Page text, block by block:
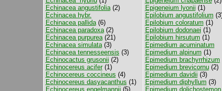
Echinacea angustifolia(2)
Echinacea hybr.
Echinacea pallida(6)
Echinacea paradoxa(2)
Echinacea purpurea(21)
Echinacea simulata(3)
Echinacea tennesseensis (3)
Echinocactus grusonii (2)
Echinocereus acifer(1)
Echinocereus coccineus (4)
Echinocereus dasyacanthus (1)
Echinocereus engelmannii (5)
Epigeneium lyonii (1)
Epilobium angustifolium
Epilobium coloratum (1)
Epilobium dodonaei (1)
Epilobium hirsutum (1)
Epimedium acuminatum
Epimedium alpinum (1)
Epimedium brachyrrhizum
Epimedium brevicornu(2)
Epimedium davidii (3)
Epimedium diphyllum (3)
Epimedium dolichostemon